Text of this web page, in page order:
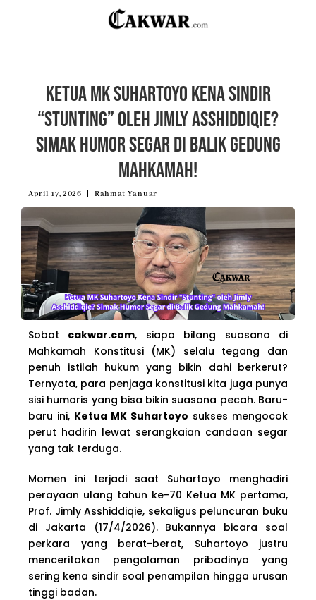
Ketua MK Suhartoyo Kena Sindir
“Stunting” oleh Jimly Asshiddiqie?
Simak Humor Segar di Balik Gedung
Mahkamah!
April 17, 2026 Rahmat Yanuar
Sobat cakwar.com, siapa bilang suasana di
Mahkamah Konstitusi (MK) selalu tegang dan
penuh istilah hukum yang bikin dahi berkerut?
Ternyata, para penjaga konstitusi kita juga punya
sisi humoris yang bisa bikin suasana pecah. Baru-
baru ini, Ketua MK Suhartoyo sukses mengocok
perut hadirin lewat serangkaian candaan segar
yang tak terduga.
Momen ini terjadi saat Suhartoyo menghadiri
perayaan ulang tahun ke-70 Ketua MK pertama,
Prof. Jimly Asshiddiqie, sekaligus peluncuran buku
di Jakarta (17/4/2026). Bukannya bicara soal
perkara yang berat-berat, Suhartoyo justru
menceritakan pengalaman pribadinya yang
sering kena sindir soal penampilan hingga urusan
tinggi badan.